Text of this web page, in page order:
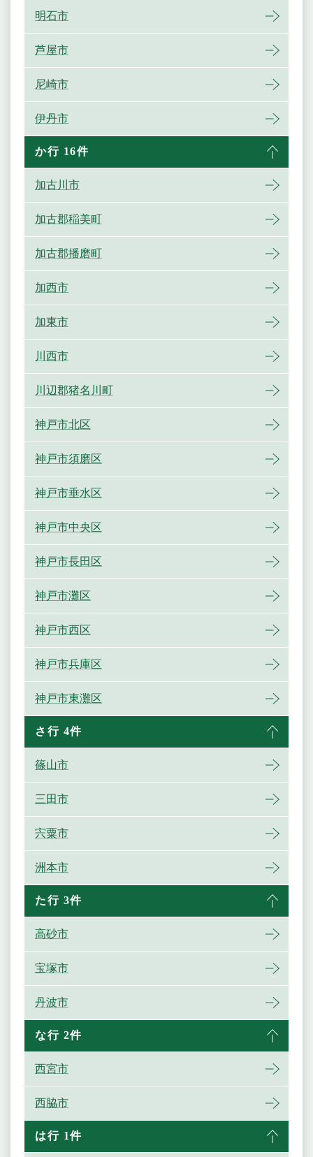
明石市
芦屋市
尼崎市
伊丹市
か行 16件
加古川市
加古郡稲美町
加古郡播磨町
加西市
加東市
川西市
川辺郡猪名川町
神戸市北区
神戸市須磨区
神戸市垂水区
神戸市中央区
神戸市長田区
神戸市灘区
神戸市西区
神戸市兵庫区
神戸市東灘区
さ行 4件
篠山市
三田市
宍粟市
洲本市
た行 3件
高砂市
宝塚市
丹波市
な行 2件
西宮市
西脇市
は行 1件